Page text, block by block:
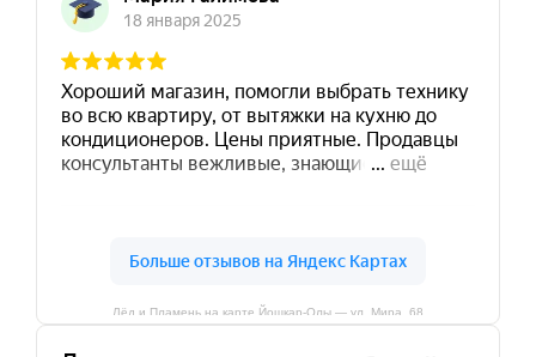
Лёд и Пламень на карте Йошкар‑Олы — ул. Мира, 68